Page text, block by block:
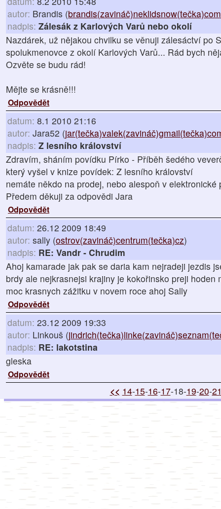
autor: Brandis (brandis(zavináč)neklidsnow(tečka)com
nadpis: Zálesák z Karlových Varů nebo okolí
Nazdárek, už nějakou chvilku se věnuji zálesáctví po
spolukmenovce z okolí Karlových Varů... Rád bych
Ozvěte se budu rád!
Mějte se krásně!!!
Odpovědět
datum: 8.1 2010 21:16
autor: Jara52 (
nadpis: Z lesního království
Zdravím, sháním povídku Pírko - Příběh šedého
který vyšel v knize povídek: Z lesního království
nemáte někdo na prodej, nebo alespoň v
Předem děkuji za odpovědi Jara
Odpovědět
datum: 26.12 2009 18:49
autor: sally (ostrov(zavináč)centrum(tečka)cz)
nadpis: RE: Vandr - Chrudim
Ahoj kamarade jak pak se daria kam nejradeji jezdis
brdy ale nejkrasnejsi krajiny je kokořinsko preji hoden
moc krasnych zážitku v novem roce ahoj Sally
Odpovědět
datum: 23.12 2009 19:33
autor: Linkouš (
nadpis: RE: lakotstina
gleska
Odpovědět
<< 14-15-16-17-18-19-20-